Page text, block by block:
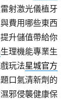
射激光儀植牙
費用哪些東西
升儲值帶給你
生理機能專業生
玩法星城官方
口氣清新劑的
邪侵襲健康保